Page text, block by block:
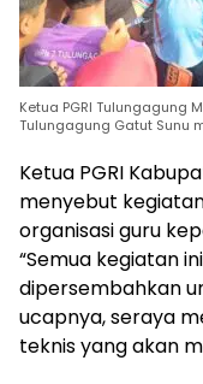
Ketua PGRI Tulungagung
Tulungagung Gatut Sunu
Ketua PGRI
menyebut
organisasi guru
“Semua kegiatan
dipersembahkan
ucapnya, seraya
teknis yang akan